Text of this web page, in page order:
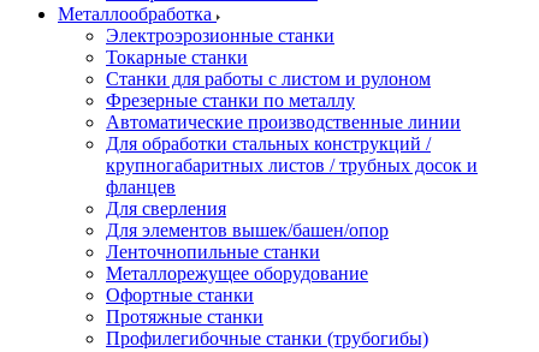
Металлообработка
Электроэрозионные станки
Токарные станки
Станки для работы с листом и рулоном
Фрезерные станки по металлу
Автоматические производственные линии
Для обработки стальных конструкций /
крупногабаритных листов / трубных досок и
фланцев
Для сверления
Для элементов вышек/башен/опор
Ленточнопильные станки
Металлорежущее оборудование
Офортные станки
Протяжные станки
Профилегибочные станки (трубогибы)